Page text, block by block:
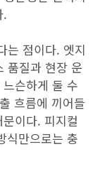
.
는 점이다. 엣지
품질과 현장 운
슨하게 둘 수
흐름에 끼어들
이다. 피지컬
식만으로는 충